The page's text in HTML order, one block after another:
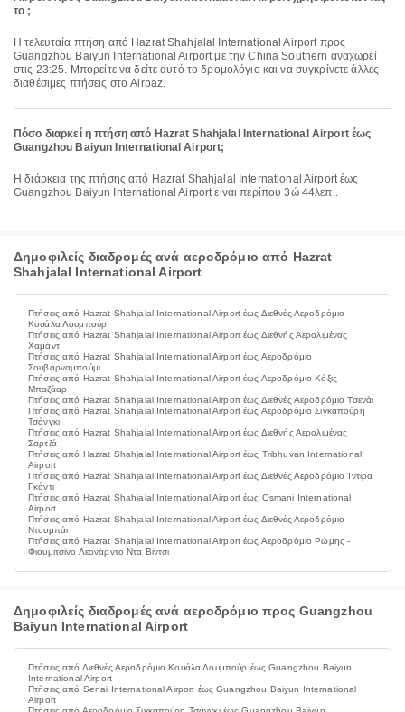
το ;
Η τελευταία πτήση από Hazrat Shahjalal International Airport προς
Guangzhou Baiyun International Airport με την China Southern αναχωρεί
στις 23:25. Μπορείτε να δείτε αυτό το δρομολόγιο και να συγκρίνετε άλλες
διαθέσιμες πτήσεις στο Airpaz.
Πόσο διαρκεί η πτήση από Hazrat Shahjalal International Airport έως
Guangzhou Baiyun International Airport;
Η διάρκεια της πτήσης από Hazrat Shahjalal International Airport έως
Guangzhou Baiyun International Airport είναι περίπου 3ώ 44λεπ..
Δημοφιλείς διαδρομές ανά αεροδρόμιο από Hazrat
Shahjalal International Airport
Πτήσεις από Hazrat Shahjalal International Airport έως Διεθνές Αεροδρόμιο
Κουάλα Λουμπούρ
Πτήσεις από Hazrat Shahjalal International Airport έως Διεθνής Αερολιμένας
Χαμάντ
Πτήσεις από Hazrat Shahjalal International Airport έως Αεροδρόμιο
Σουβαρναμπούμι
Πτήσεις από Hazrat Shahjalal International Airport έως Αεροδρόμιο Κόξις
Μπαζάαρ
Πτήσεις από Hazrat Shahjalal International Airport έως Διεθνές Αεροδρόμιο Τσενάι
Πτήσεις από Hazrat Shahjalal International Airport έως Αεροδρόμιο Σιγκαπούρη
Τσάνγκι
Πτήσεις από Hazrat Shahjalal International Airport έως Διεθνής Αερολιμένας
Σαρτζά
Πτήσεις από Hazrat Shahjalal International Airport έως Tribhuvan International
Airport
Πτήσεις από Hazrat Shahjalal International Airport έως Διεθνές Αεροδρόμιο Ίντιρα
Γκάντι
Πτήσεις από Hazrat Shahjalal International Airport έως Osmani International
Airport
Πτήσεις από Hazrat Shahjalal International Airport έως Διεθνές Αεροδρόμιο
Ντουμπάι
Πτήσεις από Hazrat Shahjalal International Airport έως Αεροδρόμιο Ρώμης -
Φιουμιτσίνο Λεονάρντο Ντα Βίντσι
Δημοφιλείς διαδρομές ανά αεροδρόμιο προς Guangzhou
Baiyun International Airport
Πτήσεις από Διεθνές Αεροδρόμιο Κουάλα Λουμπούρ έως Guangzhou Baiyun
International Airport
Πτήσεις από Senai International Airport έως Guangzhou Baiyun International
Airport